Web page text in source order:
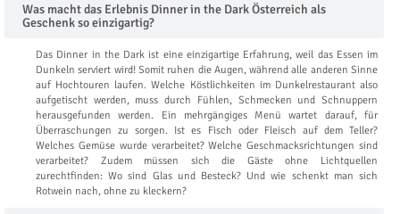
Was macht das Erlebnis Dinner in the Dark Österreich als
Geschenk so einzigartig?
Das Dinner in the Dark ist eine einzigartige Erfahrung, weil das Essen im
Dunkeln serviert wird! Somit ruhen die Augen, während alle anderen Sinne
auf Hochtouren laufen. Welche Köstlichkeiten im Dunkelrestaurant also
aufgetischt werden, muss durch Fühlen, Schmecken und Schnuppern
herausgefunden werden. Ein mehrgängiges Menü wartet darauf, für
Überraschungen zu sorgen. Ist es Fisch oder Fleisch auf dem Teller?
Welches Gemüse wurde verarbeitet? Welche Geschmacksrichtungen sind
verarbeitet? Zudem müssen sich die Gäste ohne Lichtquellen
zurechtfinden: Wo sind Glas und Besteck? Und wie schenkt man sich
Rotwein nach, ohne zu kleckern?